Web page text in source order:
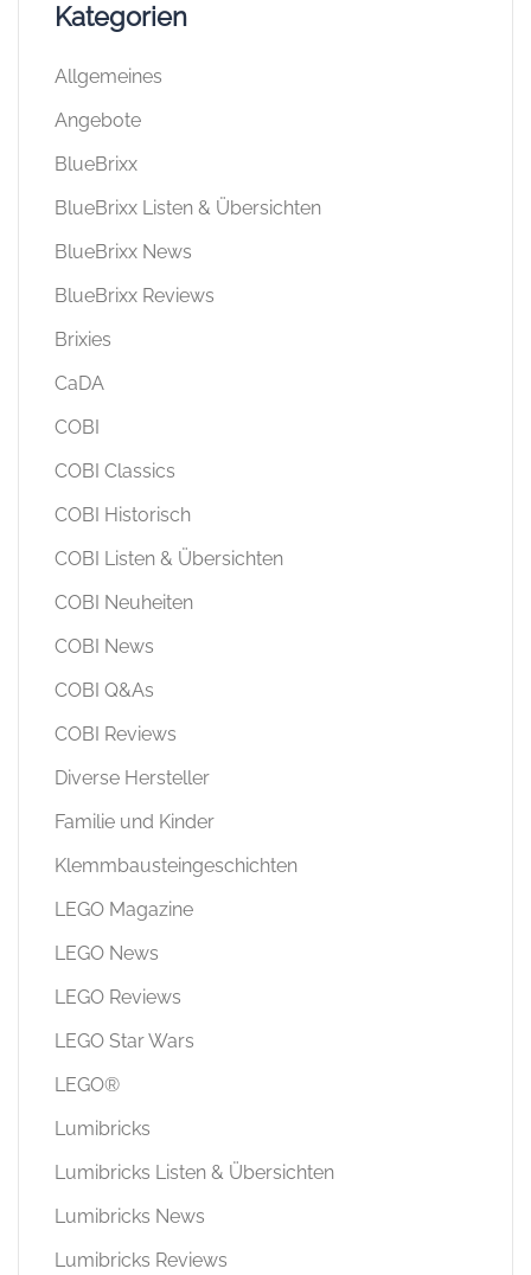
Kategorien
Allgemeines
Angebote
BlueBrixx
BlueBrixx Listen & Übersichten
BlueBrixx News
BlueBrixx Reviews
Brixies
CaDA
COBI
COBI Classics
COBI Historisch
COBI Listen & Übersichten
COBI Neuheiten
COBI News
COBI Q&As
COBI Reviews
Diverse Hersteller
Familie und Kinder
Klemmbausteingeschichten
LEGO Magazine
LEGO News
LEGO Reviews
LEGO Star Wars
LEGO®
Lumibricks
Lumibricks Listen & Übersichten
Lumibricks News
Lumibricks Reviews